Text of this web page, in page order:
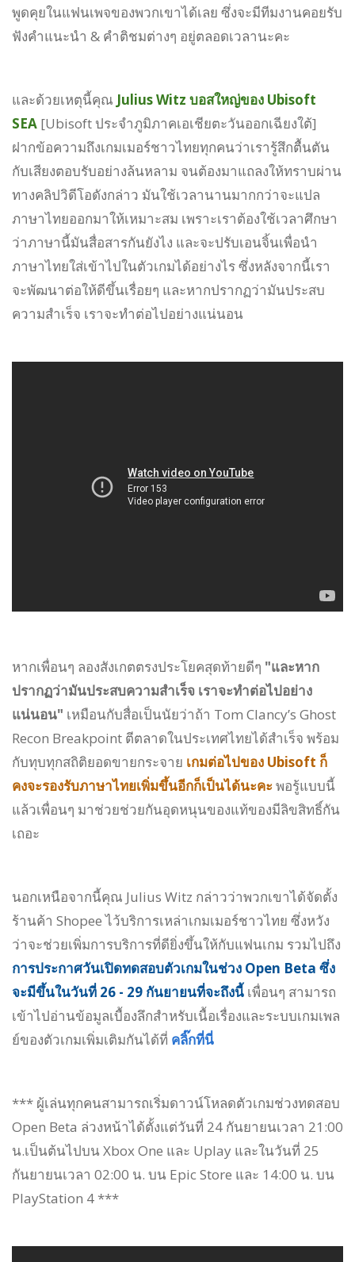
พูดคุยในแฟนเพจของพวกเขาได้เลย ซึ่งจะมีทีมงานคอยรับ
ฟังคำแนะนำ & คำติชมต่างๆ อยู่ตลอดเวลานะคะ
และด้วยเหตุนี้คุณ Julius Witz บอสใหญ่ของ Ubisoft
SEA [Ubisoft ประจำภูมิภาคเอเชียตะวันออกเฉียงใต้]
ฝากข้อความถึงเกมเมอร์ชาวไทยทุกคนว่าเรารู้สึกตื้นตัน
กับเสียงตอบรับอย่างล้นหลาม จนต้องมาแถลงให้ทราบผ่าน
ทางคลิปวิดีโอดังกล่าว มันใช้เวลานานมากกว่าจะแปล
ภาษาไทยออกมาให้เหมาะสม เพราะเราต้องใช้เวลาศึกษา
ว่าภาษานี้มันสื่อสารกันยังไง และจะปรับเอนจิ้นเพื่อนำ
ภาษาไทยใส่เข้าไปในตัวเกมได้อย่างไร ซึ่งหลังจากนี้เรา
จะพัฒนาต่อให้ดีขึ้นเรื่อยๆ และหากปรากฏว่ามันประสบ
ความสำเร็จ เราจะทำต่อไปอย่างแน่นอน
หากเพื่อนๆ ลองสังเกตตรงประโยคสุดท้ายดีๆ "และหาก
ปรากฏว่ามันประสบความสำเร็จ เราจะทำต่อไปอย่าง
แน่นอน" เหมือนกับสื่อเป็นนัยว่าถ้า Tom Clancy’s Ghost
Recon Breakpoint ตีตลาดในประเทศไทยได้สำเร็จ พร้อม
กับทุบทุกสถิติยอดขายกระจาย เกมต่อไปของ Ubisoft ก็
คงจะรองรับภาษาไทยเพิ่มขึ้นอีกก็เป็นได้นะคะพอรู้แบบนี้
แล้วเพื่อนๆ มาช่วยช่วยกันอุดหนุนของแท้ของมีลิขสิทธิ์กัน
เถอะ
นอกเหนือจากนี้คุณ Julius Witz กล่าวว่าพวกเขาได้จัดตั้ง
ร้านค้า Shopee ไว้บริการเหล่าเกมเมอร์ชาวไทย ซึ่งหวัง
ว่าจะช่วยเพิ่มการบริการที่ดียิ่งขึ้นให้กับแฟนเกม รวมไปถึง
การประกาศวันเปิดทดสอบตัวเกมในช่วง Open Beta ซึ่ง
จะมีขึ้นในวันที่ 26 - 29 กันยายนที่จะถึงนี้ เพื่อนๆ สามารถ
เข้าไปอ่านข้อมูลเบื้องลึกสำหรับเนื้อเรื่องและระบบเกมเพล
ย์ของตัวเกมเพิ่มเติมกันได้ที่ คลิ๊กที่นี่
*** ผู้เล่นทุกคนสามารถเริ่มดาวน์โหลดตัวเกมช่วงทดสอบ
Open Beta ล่วงหน้าได้ตั้งแต่วันที่ 24 กันยายนเวลา 21:00
น.เป็นต้นไปบน Xbox One และ Uplay และในวันที่ 25
กันยายนเวลา 02:00 น. บน Epic Store และ 14:00 น. บน
PlayStation 4 ***